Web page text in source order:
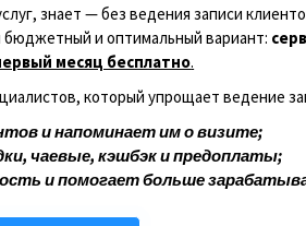
знает — без ведения записи
и оптимальный вариант:
месяц бесплатно.
который упрощает ведение
и напоминает им о визите;
чаевые, кэшбэк и предоплаты;
и помогает больше